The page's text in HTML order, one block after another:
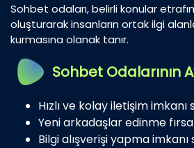
Sohbet odaları, belirli konular
oluşturarak insanların ortak ilgi
kurmasına olanak tanır.
Sohbet Odalarının
Hızlı ve kolay iletişim imkanı
Yeni arkadaşlar edinme
Bilgi alışverişi yapma imkanı